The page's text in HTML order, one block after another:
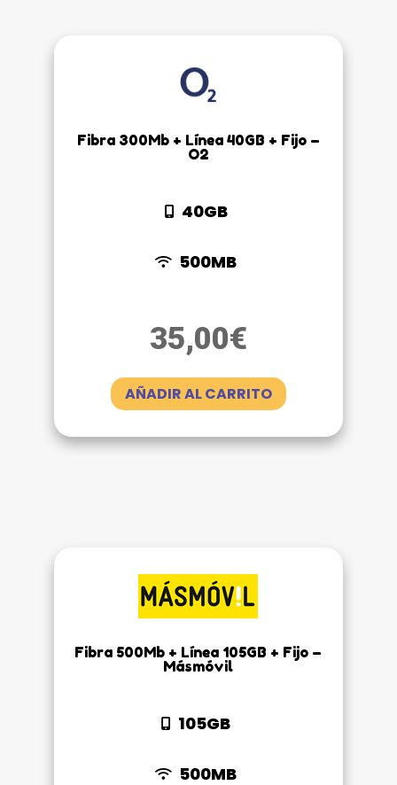
Fibra 300Mb + Línea 40GB + Fijo –
O2
40GB
500MB
35,00€
AÑADIR AL CARRITO
Fibra 500Mb + Línea 105GB + Fijo –
Másmóvil
105GB
500MB